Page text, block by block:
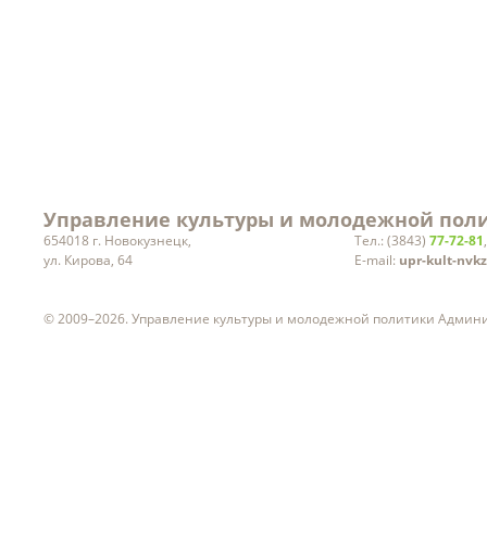
Управление культуры и молодежной
654018 г. Новокузнецк,
ул. Кирова, 64
Тел.: (3843) 77-72-81
E-mail: upr-kult-
© 2009–2026. Управление культуры и молодежной политики